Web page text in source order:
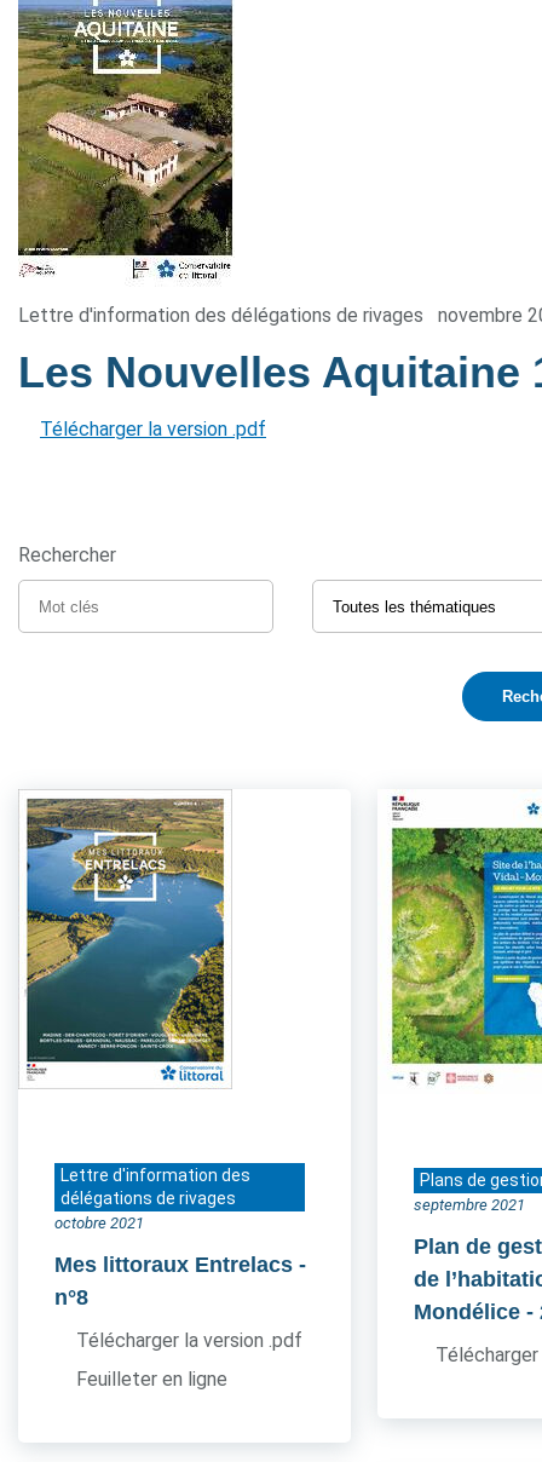
Lettre d'information des délégations de rivages novembre
Les Nouvelles Aquitaine
Télécharger la version .pdf
Rechercher
Lettre d'information des
délégations de rivages
octobre 2021
Mes littoraux Entrelacs -
n°8
Télécharger la version .pdf
Feuilleter en ligne
Plans de
septembre 2021
Plan de
de
Mondélice -